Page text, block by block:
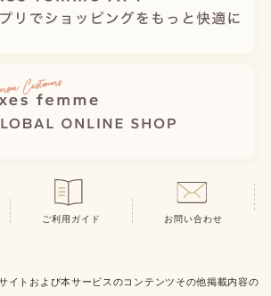
ご利用ガイド お問い合わせ
イトおよび本サービスのコンテンツその他掲載内容の